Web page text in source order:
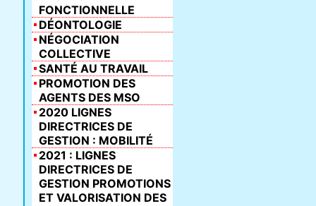
FONCTIONNELLE
DÉONTOLOGIE
NÉGOCIATION
COLLECTIVE
SANTÉ AU TRAVAIL
PROMOTION DES
AGENTS DES MSO
2020 LIGNES
DIRECTRICES DE
GESTION : MOBILITÉ
2021 : LIGNES
DIRECTRICES DE
GESTION PROMOTIONS
ET VALORISATION DES